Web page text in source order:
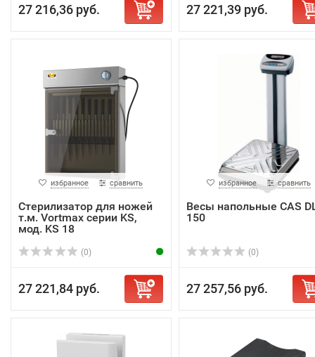
27 216,36 руб. 27 221,39 руб.
избранное сравнить
Стерилизатор для ножей
т.м. Vortmax серии KS,
мод. KS 18
(0)
27 221,84 руб.
избранное сравнить
Весы напольные CAS
150
(0)
27 257,56 руб.